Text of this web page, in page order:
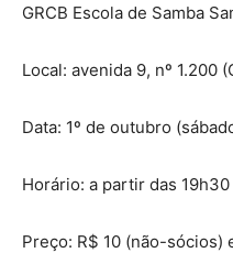
GRCB Escola de Samba
Local: avenida 9, nº 1.200
Data: 1º de outubro
Horário: a partir das 19h30
Preço: R$ 10 (não-sócios)